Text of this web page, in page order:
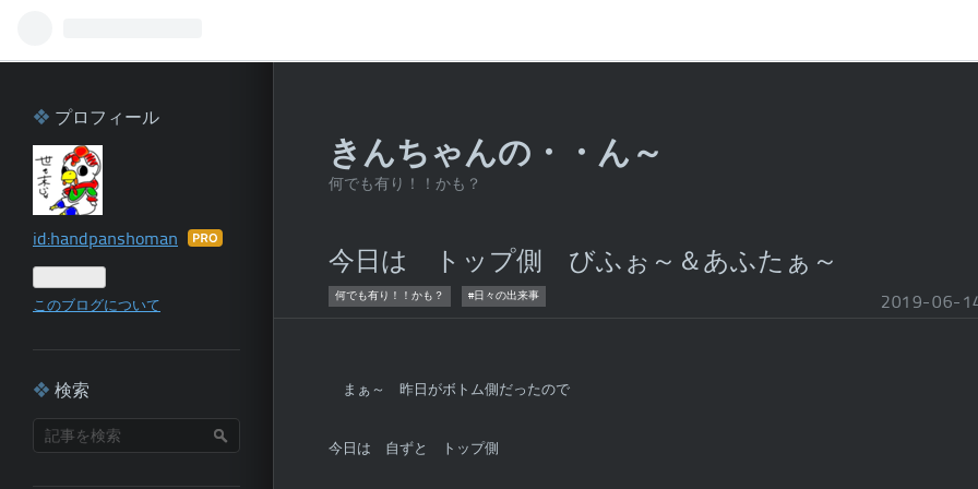
きんちゃんの・・ん～
何でも有り！！かも？
2019-06-
今日は トップ側 びふぉ～＆あふたぁ～
何でも有り！！かも？ #日々の出来事
まぁ～ 昨日がボトム側だったので
今日は 自ずと トップ側
プロフィール
id:handpanshoman
はて
このブログについて
検索